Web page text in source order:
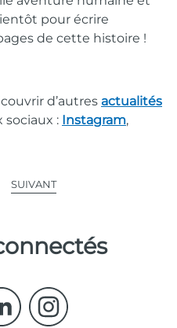
pour écrire
de cette histoire !
d’autres actualités
sociaux : Instagram,
SUIVANT